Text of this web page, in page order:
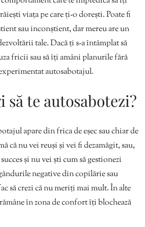
viața pe care ți-o dorești. Poate fi
sau inconștient, dar mereu are un
tale. Dacă ți s-a întâmplat să
fricii sau să îți amâni planurile fără
autosabotajul.
să te autosabotezi?
apare din frica de eșec sau chiar de
că nu vei reuși și vei fi dezamăgit, sau,
și nu vei ști cum să gestionezi
negative din copilărie sau
să crezi că nu meriți mai mult. În alte
în zona de confort îți blochează